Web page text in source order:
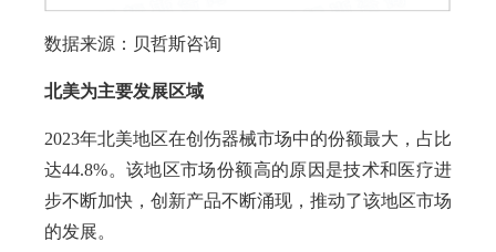
数据来源：贝哲斯咨询
北美为主要发展区域
2023年北美地区在创伤器械市场中的份额最大，占比
达44.8%。该地区市场份额高的原因是技术和医疗进
步不断加快，创新产品不断涌现，推动了该地区市场
的发展。